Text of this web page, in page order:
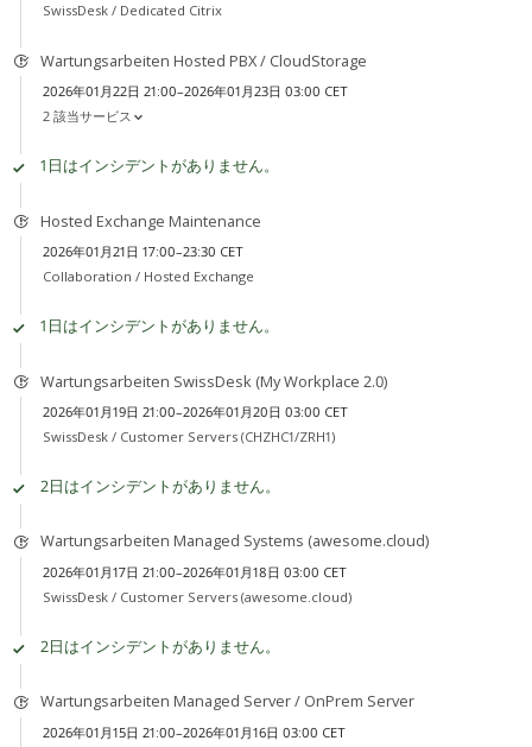
SwissDesk / Dedicated Citrix
Wartungsarbeiten Hosted PBX / CloudStorage
2026年01月22日 21:00–2026年01月23日 03:00 CET
2 該当サービス
1日はインシデントがありません。
Hosted Exchange Maintenance
2026年01月21日 17:00–23:30 CET
Collaboration / Hosted Exchange
1日はインシデントがありません。
Wartungsarbeiten SwissDesk (My Workplace 2.0)
2026年01月19日 21:00–2026年01月20日 03:00 CET
SwissDesk / Customer Servers (CHZHC1/ZRH1)
2日はインシデントがありません。
Wartungsarbeiten Managed Systems (awesome.cloud)
2026年01月17日 21:00–2026年01月18日 03:00 CET
SwissDesk / Customer Servers (awesome.cloud)
2日はインシデントがありません。
Wartungsarbeiten Managed Server / OnPrem Server
2026年01月15日 21:00–2026年01月16日 03:00 CET